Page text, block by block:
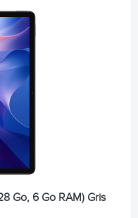
Go, 6 Go RAM) Gris